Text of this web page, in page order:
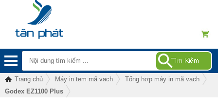
Trang chủ Máy in tem mã vạch
Tổng hợp máy in mã vạch
Godex EZ1100 Plus